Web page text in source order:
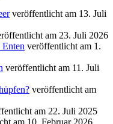
veröffentlicht am 13. Juli
am 23. Juli 2026
veröffentlicht am 1.
veröffentlicht am 11. Juli
veröffentlicht am
am 22. Juli 2025